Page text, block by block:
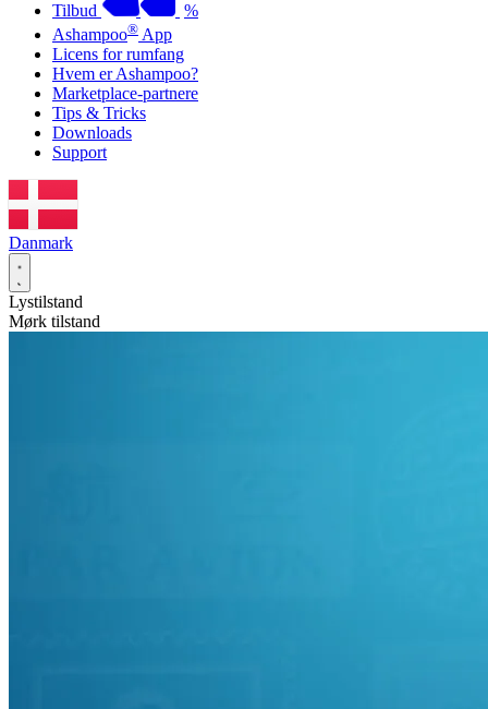
Tilbud
%
Ashampoo® App
Licens for rumfang
Hvem er Ashampoo?
Marketplace-partnere
Tips & Tricks
Downloads
Support
Danmark
Lystilstand
Mørk tilstand